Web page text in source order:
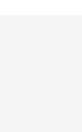
考生及时登陆